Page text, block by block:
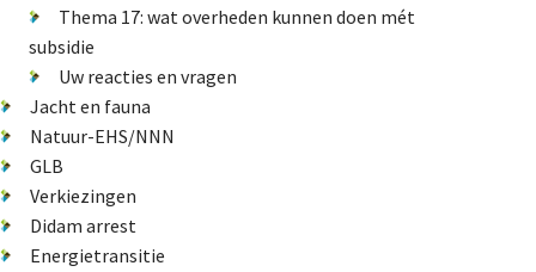
Thema 17: wat overheden kunnen doen mét
subsidie
Uw reacties en vragen
Jacht en fauna
Natuur-EHS/NNN
GLB
Verkiezingen
Didam arrest
Energietransitie